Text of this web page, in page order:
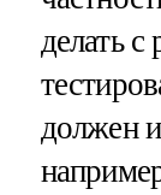
делать с
должен